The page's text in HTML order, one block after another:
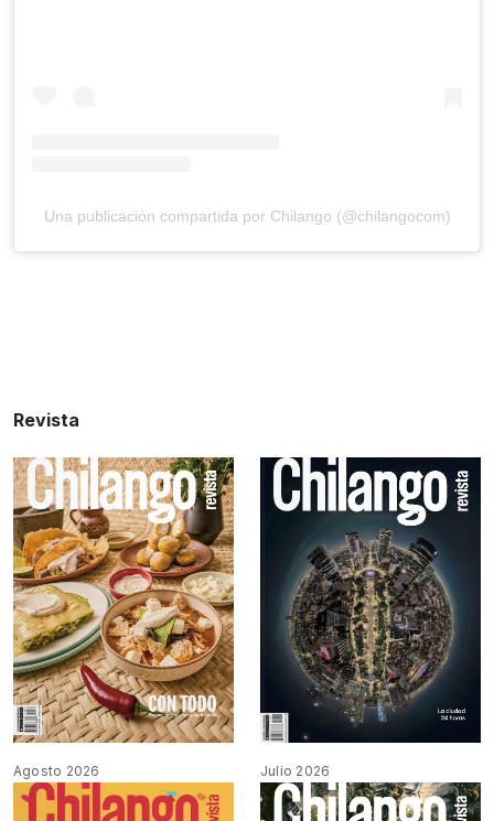
Una publicación compartida por Chilango (@chilangocom)
Revista
Agosto 2026 Julio 2026